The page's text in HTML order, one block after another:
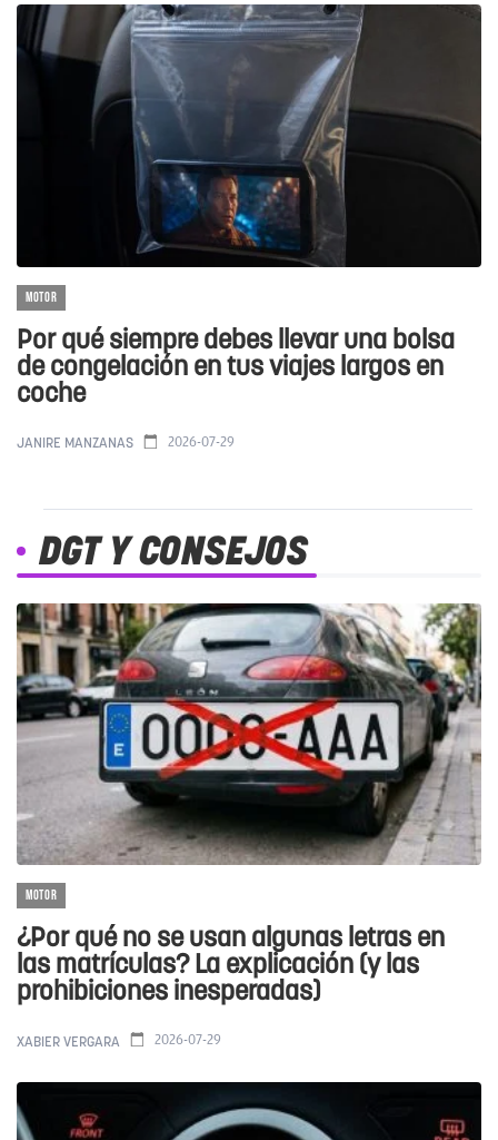
MOTOR
Por qué siempre debes llevar una bolsa
de congelación en tus viajes largos en
coche
JANIRE MANZANAS 2026-07-29
DGT Y CONSEJOS
MOTOR
¿Por qué no se usan algunas letras en
las matrículas? La explicación (y las
prohibiciones inesperadas)
XABIER VERGARA 2026-07-29